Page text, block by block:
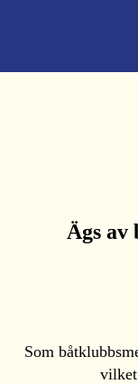
Ägs av
Som